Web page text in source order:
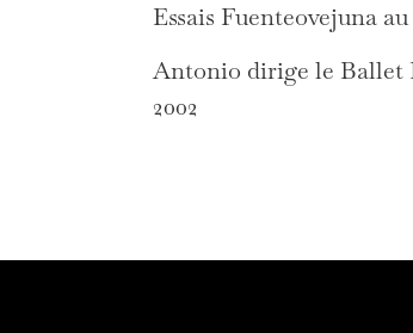
Essais Fuenteovejuna
Antonio dirige le Ballet
2002